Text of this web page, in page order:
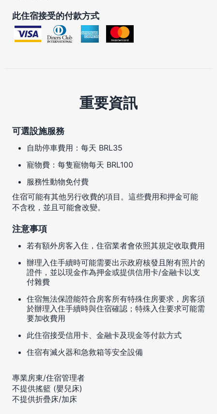
此住宿接受的付款方式
重要資訊
可選設施服務
自助停車費用：每天 BRL35
寵物費：每隻寵物每天 BRL100
服務性動物免付費
住宿可能有其他另行收費的項目。這些費用和押金可能
不含稅，並且可能會改變。
注意事項
若有額外房客入住，住宿業者會依照其規定收取費用
辦理入住手續時可能需要出示政府核發且附有照片的
證件，並以現金作為押金或提供信用卡/金融卡以支
付雜費
住宿無法保證能符合房客所有特殊住房要求，房客須
於辦理入住手續時與住宿確認；特殊入住要求可能需
要加收費用
此住宿接受信用卡、金融卡及現金等付款方式
住宿有滅火器和急救箱等安全設備
專業房東/住宿管理者
不提供搖籃 (嬰兒床)
不提供折疊床/加床